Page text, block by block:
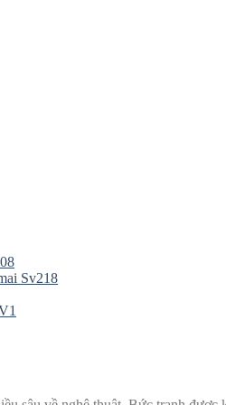
Sv218